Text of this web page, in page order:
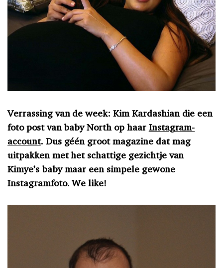
Verrassing van de week: Kim Kardashian die een
foto post van baby North op haar Instagram-
account. Dus géén groot magazine dat mag
uitpakken met het schattige gezichtje van
Kimye’s baby maar een simpele gewone
Instagramfoto. We like!